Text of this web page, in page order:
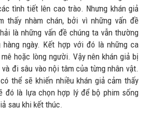
tình tiết lên cao trào. Nhưng khán giả
thấy nhàm chán, bởi vì những vấn đề
là những vấn đề chúng ta vẫn thường
hàng ngày. Kết hợp với đó là những ca
hoặc lòng người. Vậy nên khán giả bị
đi sâu vào nội tâm của từng nhân vật.
thể sẽ khiến nhiều khán giả cảm thấy
đó là lựa chọn hợp lý để bộ phim sống
sau khi kết thúc.